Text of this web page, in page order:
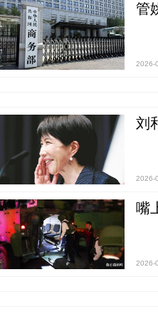
管
2026-
刘
2026-
嘴
2026-